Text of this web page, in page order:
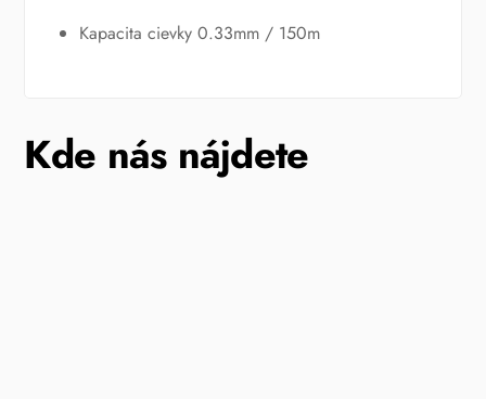
Kapacita cievky 0.33mm / 150m
Kde nás nájdete